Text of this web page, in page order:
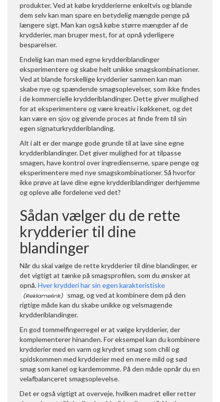
produkter. Ved at købe krydderierne enkeltvis og blande
dem selv kan man spare en betydelig mængde penge på
længere sigt. Man kan også købe større mængder af de
krydderier, man bruger mest, for at opnå yderligere
besparelser.
Endelig kan man med egne krydderiblandinger
eksperimentere og skabe helt unikke smagskombinationer.
Ved at blande forskellige krydderier sammen kan man
skabe nye og spændende smagsoplevelser, som ikke findes
i de kommercielle krydderiblandinger. Dette giver mulighed
for at eksperimentere og være kreativ i køkkenet, og det
kan være en sjov og givende proces at finde frem til sin
egen signaturkrydderiblanding.
Alt i alt er der mange gode grunde til at lave sine egne
krydderiblandinger. Det giver mulighed for at tilpasse
smagen, have kontrol over ingredienserne, spare penge og
eksperimentere med nye smagskombinationer. Så hvorfor
ikke prøve at lave dine egne krydderiblandinger derhjemme
og opleve alle fordelene ved det?
Sådan vælger du de rette
krydderier til dine
blandinger
Når du skal vælge de rette krydderier til dine blandinger, er
det vigtigt at tænke på smagsprofilen, som du ønsker at
opnå.Hver krydderi har sin egen karakteristiske
smag, og ved at kombinere dem på den
rigtige måde kan du skabe unikke og velsmagende
krydderiblandinger.
En god tommelfingerregel er at vælge krydderier, der
komplementerer hinanden. For eksempel kan du kombinere
krydderier med en varm og krydret smag som chili og
spidskommen med krydderier med en mere mild og sød
smag som kanel og kardemomme. På den måde opnår du en
velafbalanceret smagsoplevelse.
Det er også vigtigt at overveje, hvilken madret eller retter